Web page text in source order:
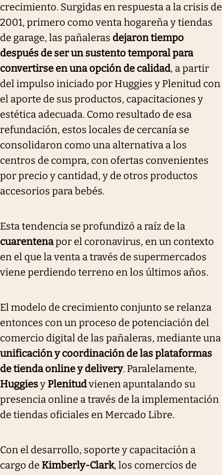
crecimiento. Surgidas en respuesta a la crisis de
2001, primero como venta hogareña y tiendas
de garage, las pañaleras dejaron tiempo
después de ser un sustento temporal para
convertirse en una opción de calidad, a partir
del impulso iniciado por Huggies y Plenitud con
el aporte de sus productos, capacitaciones y
estética adecuada. Como resultado de esa
refundación, estos locales de cercanía se
consolidaron como una alternativa a los
centros de compra, con ofertas convenientes
por precio y cantidad, y de otros productos
accesorios para bebés.
Esta tendencia se profundizó a raíz de la
cuarentenapor el coronavirus, en un contexto
en el que la venta a través de supermercados
viene perdiendo terreno en los últimos años.
El modelo de crecimiento conjunto se relanza
entonces con un proceso de potenciación del
comercio digital de las pañaleras, mediante una
unificación y coordinación de las plataformas
de tienda online y delivery. Paralelamente,
Huggiesy Plenitudvienen apuntalando su
presencia online a través de la implementación
de tiendas oficiales en Mercado Libre.
Con el desarrollo, soporte y capacitación a
cargo de Kimberly-Clark, los comercios de